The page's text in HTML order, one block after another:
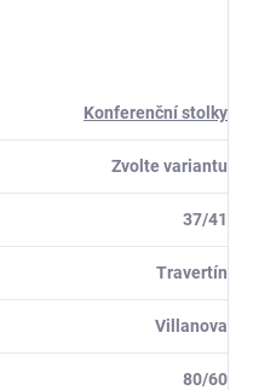
Konferenční stolky
Zvolte variantu
37/41
Travertín
Villanova
80/60